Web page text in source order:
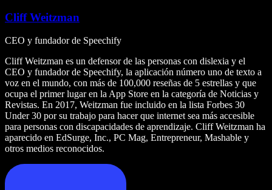
Cliff Weitzman
CEO y fundador de Speechify
Cliff Weitzman es un defensor de las personas con dislexia y el
CEO y fundador de Speechify, la aplicación número uno de texto a
voz en el mundo, con más de 100,000 reseñas de 5 estrellas y que
ocupa el primer lugar en la App Store en la categoría de Noticias y
Revistas. En 2017, Weitzman fue incluido en la lista Forbes 30
Under 30 por su trabajo para hacer que internet sea más accesible
para personas con discapacidades de aprendizaje. Cliff Weitzman ha
aparecido en EdSurge, Inc., PC Mag, Entrepreneur, Mashable y
otros medios reconocidos.